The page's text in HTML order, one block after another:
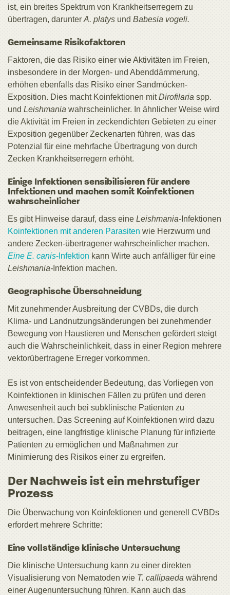
ist, ein breites Spektrum von Krankheitserregern zu
übertragen, darunter A. platys und Babesia vogeli.
Gemeinsame Risikofaktoren
Faktoren, die das Risiko einer wie Aktivitäten im Freien,
insbesondere in der Morgen- und Abenddämmerung,
erhöhen ebenfalls das Risiko einer Sandmücken-
Exposition. Dies macht Koinfektionen mitDirofilaria spp.
und Leishmania wahrscheinlicher. In ähnlicher Weise wird
die Aktivität im Freien in zeckendichten Gebieten zu einer
Exposition gegenüber Zeckenarten führen, was das
Potenzial für eine mehrfache Übertragung von durch
Zecken Krankheitserregern erhöht.
Einige Infektionen sensibilisieren für andere
Infektionen und machen somit Koinfektionen
wahrscheinlicher
Es gibt Hinweise darauf, dass eine Leishmania- Infektionen
Koinfektionen mit anderen Parasiten wie Herzwurm und
andere Zecken-übertragener wahrscheinlicher machen.
Eine E. canis-Infektion kann Wirte auch anfälliger für eine
Leishmania- Infektion machen.
Geographische Überschneidung
Mit zunehmender Ausbreitung der CVBDs, die durch
Klima- und Landnutzungsänderungen bei zunehmender
Bewegung von Haustieren und Menschen gefördert steigt
auch die Wahrscheinlichkeit, dass in einer Region mehrere
vektorübertragene Erreger vorkommen.
Es ist von entscheidender Bedeutung, das Vorliegen von
Koinfektionen in klinischen Fällen zu prüfen und deren
Anwesenheit auch bei subklinische Patienten zu
untersuchen. Das Screening auf Koinfektionen wird dazu
beitragen, eine langfristige klinische Planung für infizierte
Patienten zu ermöglichen und Maßnahmen zur
Minimierung des Risikos einer zu ergreifen.
Der Nachweis ist ein mehrstufiger
Prozess
Die Überwachung von Koinfektionen und generell CVBDs
erfordert mehrere Schritte:
Eine vollständige klinische Untersuchung
Die klinische Untersuchung kann zu einer direkten
Visualisierung von Nematoden wie T. callipaeda während
einer Augenuntersuchung führen. Kann auch das